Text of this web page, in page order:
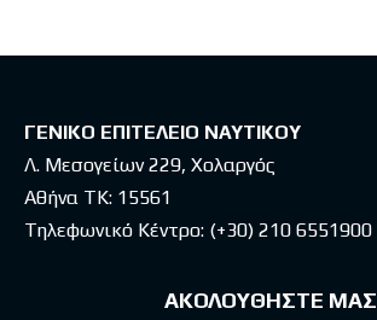
ΓΕΝΙΚΟ ΕΠΙΤΕΛΕΙΟ ΝΑΥΤΙΚΟΥ
Λ. Μεσογείων 229, Χολαργός
Αθήνα ΤΚ: 15561
Τηλεφωνικό Κέντρο: (+30) 210 6551900
ΑΚΟΛΟΥΘΗΣΤΕ ΜΑΣ